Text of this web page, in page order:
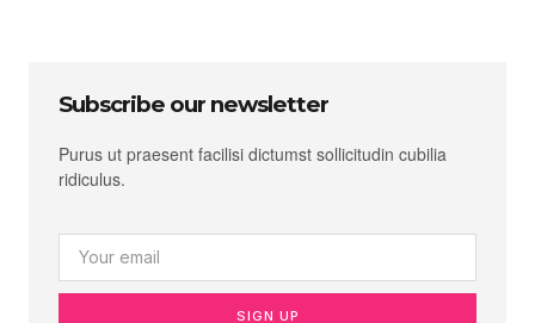
Subscribe our newsletter
Purus ut praesent facilisi dictumst sollicitudin cubilia
ridiculus.
SIGN UP